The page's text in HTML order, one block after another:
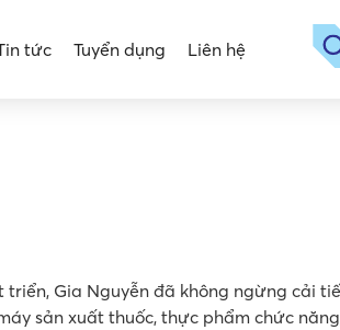
tức Tuyển dụng Liên hệ
Gia Nguyễn đã không ngừng cải
sản xuất thuốc, thực phẩm chức